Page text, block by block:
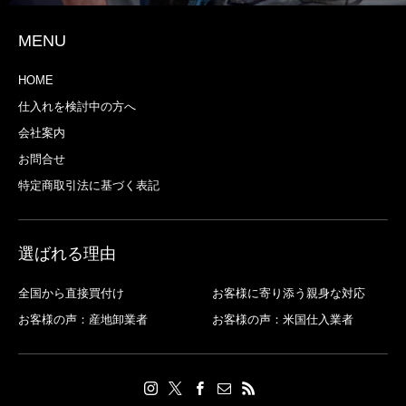
MENU
HOME
仕入れを検討中の方へ
会社案内
お問合せ
特定商取引法に基づく表記
選ばれる理由
全国から直接買付け
お客様に寄り添う親身な対応
お客様の声：産地卸業者
お客様の声：米国仕入業者